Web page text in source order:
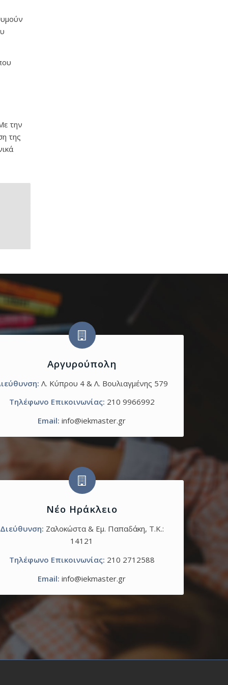
την
της
Αργυρούπολη
Λ. Κύπρου 4 & Λ. Βουλιαγμένης 579
Τηλέφωνο Επικοινωνίας: 210 9966992
Email: info@iekmaster.gr
Νέο Ηράκλειο
Διεύθυνση: Ζαλοκώστα & Εμ. Παπαδάκη, T.K.:
14121
Τηλέφωνο Επικοινωνίας: 210 2712588
Email: info@iekmaster.gr